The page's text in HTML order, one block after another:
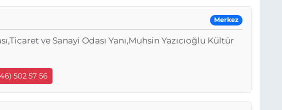
Merkez
ve Sanayi Odası Yanı,Muhsin Yazıcıoğlu Kültür
502 57 56